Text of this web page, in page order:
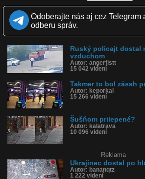
Kvalita:
Zverejnené: 5.7.2026 16:14
Krajina: Spojené kráľovstvo 🇬🇧
Komentárov: 66
Dľžka: 1:41
Kategória: šokujúce
Tagy: policajný zásah, policajné zatýkanie,
obušok, bicykel, spojené kráľovstvo,
policajti, konflikt
História sledovanosti videa:
Odoberajte nás aj cez Telegram
odberu správ.
Ruský policajt dostal
vzduchom
Autor: angerfistt
15 042 videní
Takmer to bol zásah
Autor: keporkai
15 266 videní
Šušňom prilepené?
Autor: kalatrava
10 096 videní
Reklama
Ukrajinec dostal po
Autor: bananqtz
1 222 videní